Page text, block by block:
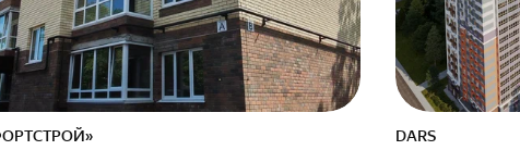
DARS